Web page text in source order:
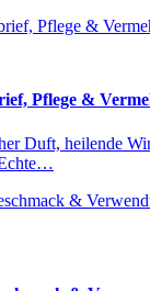
Pflege &
Duft, heilende